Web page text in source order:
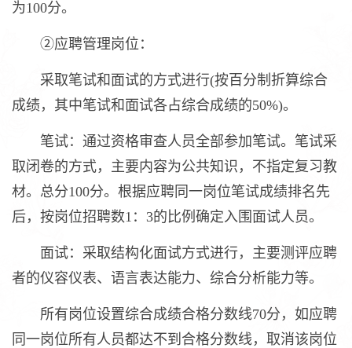
为100分。
②应聘管理岗位：
采取笔试和面试的方式进行(按百分制折算综合
成绩，其中笔试和面试各占综合成绩的50%)。
笔试：通过资格审查人员全部参加笔试。笔试采
取闭卷的方式，主要内容为公共知识，不指定复习教
材。总分100分。根据应聘同一岗位笔试成绩排名先
后，按岗位招聘数1：3的比例确定入围面试人员。
面试：采取结构化面试方式进行，主要测评应聘
者的仪容仪表、语言表达能力、综合分析能力等。
所有岗位设置综合成绩合格分数线70分，如应聘
同一岗位所有人员都达不到合格分数线，取消该岗位